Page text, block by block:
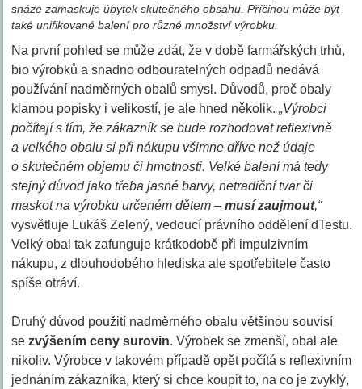
snáze zamaskuje úbytek skutečného obsahu. Příčinou může být
také unifikované balení pro různé množství výrobku.
Na první pohled se může zdát, že v době farmářských trhů,
bio výrobků a snadno odbouratelných odpadů nedává
používání nadměrných obalů smysl. Důvodů, proč obaly
klamou popisky i velikostí, je ale hned několik. „Výrobci
počítají s tím, že zákazník se bude rozhodovat reflexivně
a velkého obalu si při nákupu všimne dříve než údaje
o skutečném objemu či hmotnosti. Velké balení má tedy
stejný důvod jako třeba jasné barvy, netradiční tvar či
maskot na výrobku určeném dětem –musí zaujmout,“
vysvětluje Lukáš Zelený, vedoucí právního oddělení dTestu.
Velký obal tak zafunguje krátkodobě při impulzivním
nákupu, z dlouhodobého hlediska ale spotřebitele často
spíše otráví.
Druhý důvod použití nadměrného obalu většinou souvisí
sezvýšením ceny surovin. Výrobek se zmenší, obal ale
nikoliv. Výrobce v takovém případě opět počítá s reflexivním
jednáním zákazníka, který si chce koupit to, na co je zvyklý,